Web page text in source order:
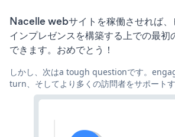
Nacelle webサイトを稼働させれば、
インプレゼンスを構築する上での最初
できます。おめでとう！
しかし、次はa tough questionです。
turn、そしてより多くの訪問者をサポート